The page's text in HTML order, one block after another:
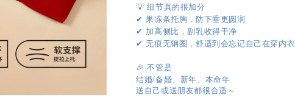
💡 细节真的很加分
✔ 果冻条托胸，防下垂更圆润
✔ 加高侧比，副乳收得干净
✔ 无痕无钢圈，舒适到会忘记自己在穿内衣
🎉 不管是
结婚/备婚、新年、本命年
送自己或送朋友都很合适～